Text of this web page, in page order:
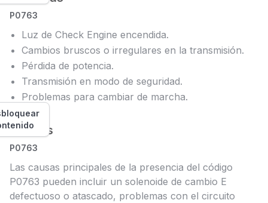
P0763
Luz de Check Engine encendida.
Cambios bruscos o irregulares en la transmisión.
Pérdida de potencia.
Transmisión en modo de seguridad.
Problemas para cambiar de marcha.
Causas
P0763
Las causas principales de la presencia del código
P0763 pueden incluir un solenoide de cambio E
defectuoso o atascado, problemas con el circuito